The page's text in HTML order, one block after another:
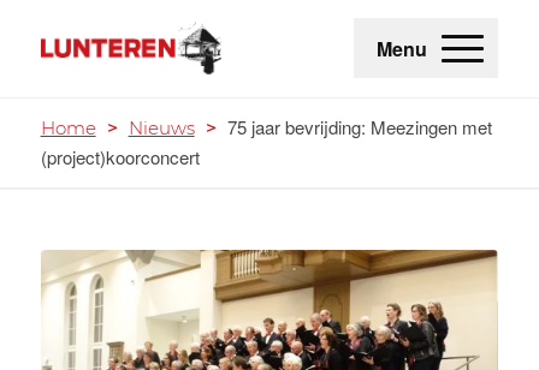
Menu
Home > Nieuws > 75 jaar bevrijding: Meezingen met
(project)koorconcert